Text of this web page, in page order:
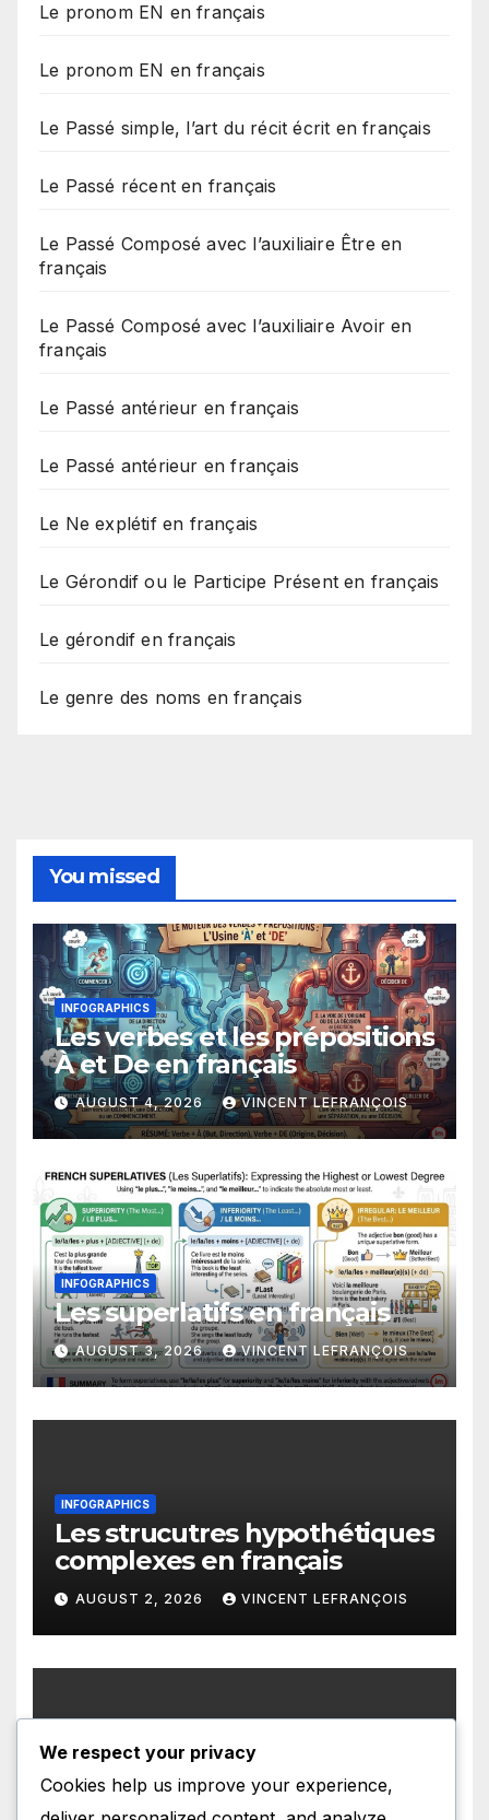
Le pronom EN en français
Le pronom EN en français
Le Passé simple, l’art du récit écrit en français
Le Passé récent en français
Le Passé Composé avec l’auxiliaire Être en
français
Le Passé Composé avec l’auxiliaire Avoir en
français
Le Passé antérieur en français
Le Passé antérieur en français
Le Ne explétif en français
Le Gérondif ou le Participe Présent en français
Le gérondif en français
Le genre des noms en français
You missed
INFOGRAPHICS
Les verbes et les prépositions
À et De en français
AUGUST 4, 2026 VINCENT LEFRANÇOIS
INFOGRAPHICS
Les superlatifs en français
AUGUST 3, 2026 VINCENT LEFRANÇOIS
INFOGRAPHICS
Les strucutres hypothétiques
complexes en français
AUGUST 2, 2026 VINCENT LEFRANÇOIS
INFOGRAPHICS
Les structures présentatives
en français
We respect your privacy
Cookies help us improve your experience,